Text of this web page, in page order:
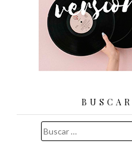
BUSCAR
Buscar: